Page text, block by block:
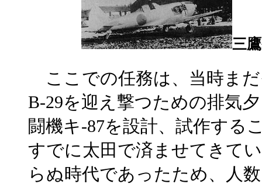
三
ここでの任務は、当時ま
B-29を迎え撃つための排気
闘機キ-87を設計、試作する
すでに太田で済ませてきて
らぬ時代であったため、人